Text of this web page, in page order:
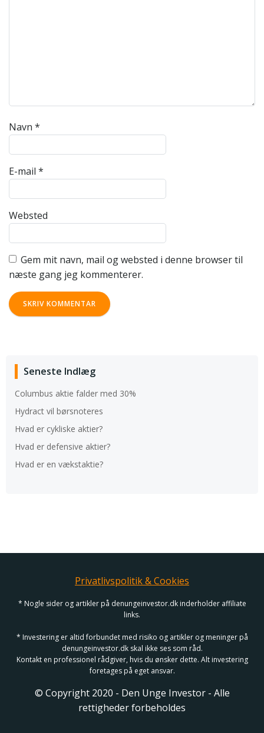
Navn *
E-mail *
Websted
Gem mit navn, mail og websted i denne browser til
næste gang jeg kommenterer.
Seneste Indlæg
Columbus aktie falder med 30%
Hydract vil børsnoteres
Hvad er cykliske aktier?
Hvad er defensive aktier?
Hvad er en vækstaktie?
Privatlivspolitik & Cookies
* Nogle sider og artikler på denungeinvestor.dk inderholder affiliate
links.
* Investering er altid forbundet med risiko og artikler og meninger på
denungeinvestor.dk skal ikke ses som råd.
Kontakt en professionel rådgiver, hvis du ønsker dette. Alt investering
foretages på eget ansvar.
© Copyright 2020 - Den Unge Investor - Alle
rettigheder forbeholdes